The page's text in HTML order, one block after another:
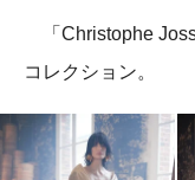
「Christophe
コレクション。